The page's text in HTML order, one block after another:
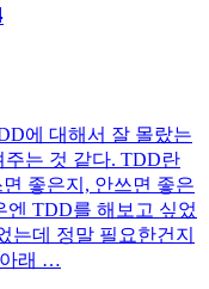
에 대해서 잘 몰랐는
는 것 같다. TDD란
좋은지, 안쓰면 좋은
엔 TDD를 해보고 싶었
는데 정말 필요한건지
아래 …